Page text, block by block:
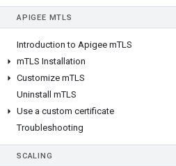
APIGEE MTLS
Introduction to Apigee mTLS
mTLS Installation
Customize mTLS
Uninstall mTLS
Use a custom certificate
Troubleshooting
SCALING